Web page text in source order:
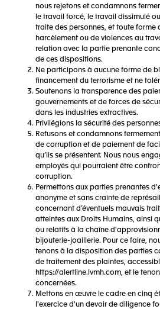
nous rejetons et condamnons
le travail forcé, le travail dissimulé
traite des personnes, et toute forme
harcèlement ou de violences au
relation avec la partie prenante
de ces dispositions.
Ne participons à aucune forme de
financement du terrorisme et ne
Soutenons la transparence des
gouvernements et de forces de
dans les industries extractives.
Privilégions la sécurité des
Refusons et condamnons
de corruption et de paiement de
qu’ils se présentent. Nous nous
employés qui pourraient être
corruption.
Permettons aux parties prenantes
anonyme et sans crainte de
concernant d’éventuels mauvais
atteintes aux Droits Humains, ainsi
ou relatifs à la chaîne
bijouterie-joaillerie. Pour ce faire,
tenons à la disposition des parties
de traitement des plaintes,
https://alertline.lvmh.com, et le
concernées.
Mettons en œuvre le cadre en cinq
l'exercice d'un devoir de diligence